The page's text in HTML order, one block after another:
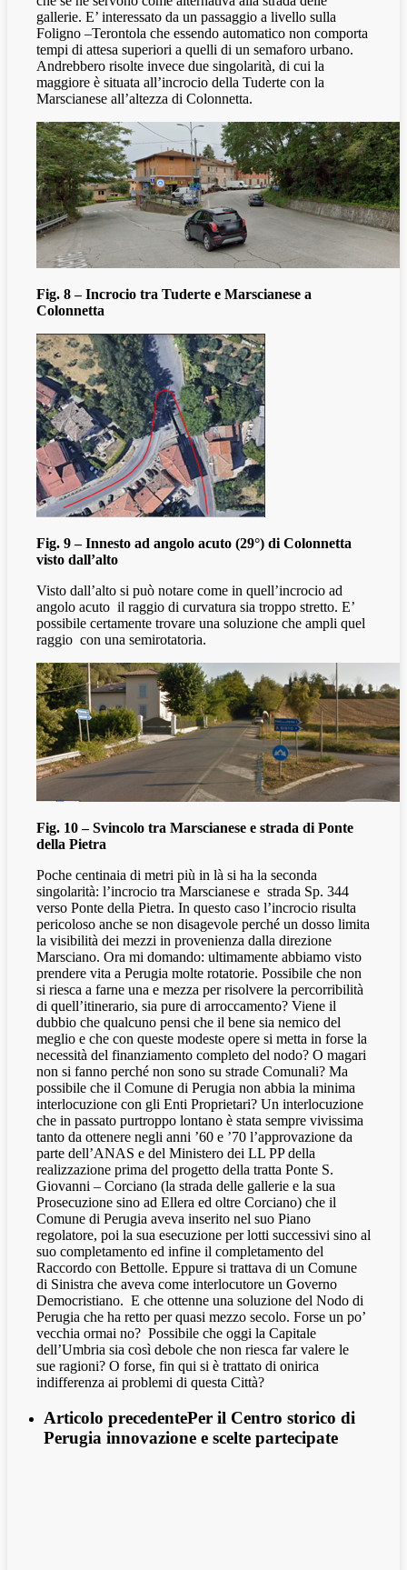
gallerie. E’ interessato da un passaggio a livello sulla
Foligno –Terontola che essendo automatico non comporta
tempi di attesa superiori a quelli di un semaforo urbano.
Andrebbero risolte invece due singolarità, di cui la
maggiore è situata all’incrocio della Tuderte con la
Marscianese all’altezza di Colonnetta.
Fig. 8 – Incrocio tra Tuderte e Marscianese a
Colonnetta
Fig. 9 – Innesto ad angolo acuto (29°) di Colonnetta
visto dall’alto
Visto dall’alto si può notare come in quell’incrocio ad
angolo acuto il raggio di curvatura sia troppo stretto. E’
possibile certamente trovare una soluzione che ampli quel
raggio con una semirotatoria.
Fig. 10 – Svincolo tra Marscianese e strada di Ponte
della Pietra
Poche centinaia di metri più in là si ha la seconda
singolarità: l’incrocio tra Marscianese e strada Sp. 344
verso Ponte della Pietra. In questo caso l’incrocio risulta
pericoloso anche se non disagevole perché un dosso limita
la visibilità dei mezzi in provenienza dalla direzione
Marsciano. Ora mi domando: ultimamente abbiamo visto
prendere vita a Perugia molte rotatorie. Possibile che non
si riesca a farne una e mezza per risolvere la percorribilità
di quell’itinerario, sia pure di arroccamento? Viene il
dubbio che qualcuno pensi che il bene sia nemico del
meglio e che con queste modeste opere si metta in forse la
necessità del finanziamento completo del nodo? O magari
non si fanno perché non sono su strade Comunali? Ma
possibile che il Comune di Perugia non abbia la minima
interlocuzione con gli Enti Proprietari? Un interlocuzione
che in passato purtroppo lontano è stata sempre vivissima
tanto da ottenere negli anni ’60 e ’70 l’approvazione da
parte dell’ANAS e del Ministero dei LL PP della
realizzazione prima del progetto della tratta Ponte S.
Giovanni – Corciano (la strada delle gallerie e la sua
Prosecuzione sino ad Ellera ed oltre Corciano) che il
Comune di Perugia aveva inserito nel suo Piano
regolatore, poi la sua esecuzione per lotti successivi sino al
suo completamento ed infine il completamento del
Raccordo con Bettolle. Eppure si trattava di un Comune
di Sinistra che aveva come interlocutore un Governo
Democristiano. E che ottenne una soluzione del Nodo di
Perugia che ha retto per quasi mezzo secolo. Forse un po’
vecchia ormai no? Possibile che oggi la Capitale
dell’Umbria sia così debole che non riesca far valere le
sue ragioni? O forse, fin qui si è trattato di onirica
indifferenza ai problemi di questa Città?
Articolo precedentePer il Centro storico di
Perugia innovazione e scelte partecipate